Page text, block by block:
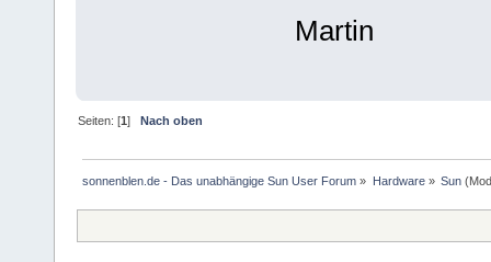
Martin
Seiten: [1] Nach oben
sonnenblen.de - Das unabhängige Sun User Forum » Hardware» Sun